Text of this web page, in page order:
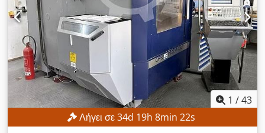
1 /43
Λήγει σε34d 19h 8min 19s